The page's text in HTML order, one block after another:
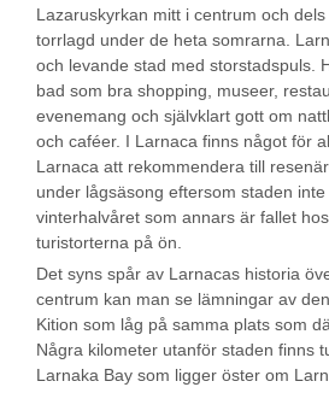
Lazaruskyrkan mitt i centrum och
torrlagd under de heta somrarna.
och levande stad med storstadspuls.
bad som bra shopping, museer,
evenemang och självklart gott om
och caféer. I Larnaca finns något för
Larnaca att rekommendera till
under lågsäsong eftersom staden inte
vinterhalvåret som annars är fallet
turistorterna på ön.
Det syns spår av Larnacas historia
centrum kan man se lämningar av
Kition som låg på samma plats som
Några kilometer utanför staden finns
Larnaka Bay som ligger öster om